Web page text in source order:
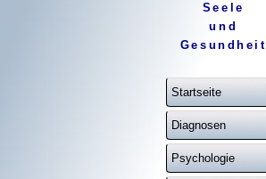
Seele
und
Gesundheit
Startseite
Diagnosen
Psychologie